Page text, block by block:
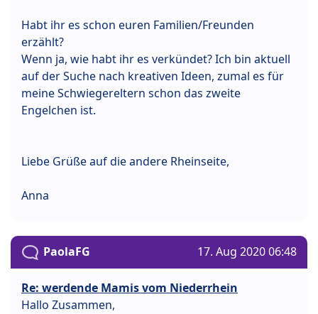
Habt ihr es schon euren Familien/Freunden
erzählt?
Wenn ja, wie habt ihr es verkündet? Ich bin aktuell
auf der Suche nach kreativen Ideen, zumal es für
meine Schwiegereltern schon das zweite
Engelchen ist.
Liebe Grüße auf die andere Rheinseite,
Anna
PaolaFG 17. Aug 2020 06:48
Re: werdende Mamis vom Niederrhein
Hallo Zusammen,